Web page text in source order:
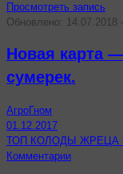
Просмотреть запись
Обновлено: 14.07.2018
Новая карта
сумерек.
АгроГном
01.12.2017
ТОП КОЛОДЫ ЖРЕЦА
Комментарии